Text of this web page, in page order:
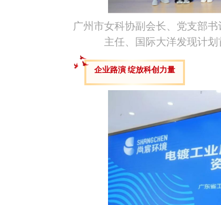
广州市女科协副会长、党支部
主任、国际大洋发现计
企业路演绽放科创力量